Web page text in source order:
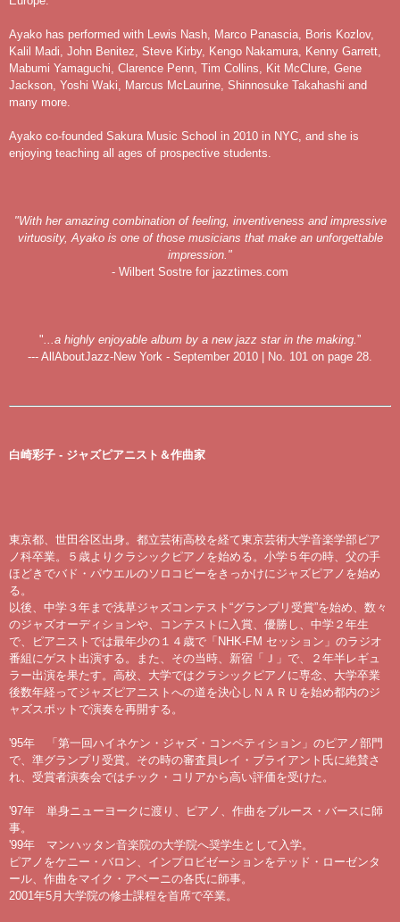
Ayako has performed with Lewis Nash, Marco Panascia, Boris Kozlov,
Kalil Madi, John Benitez, Steve Kirby, Kengo Nakamura, Kenny Garrett,
Mabumi Yamaguchi, Clarence Penn, Tim Collins, Kit McClure, Gene
Jackson, Yoshi Waki, Marcus McLaurine, Shinnosuke Takahashi and
many more.
Ayako co-founded Sakura Music School in 2010 in NYC, and she is
enjoying teaching all ages of prospective students.
"With her amazing combination of feeling, inventiveness and impressive
virtuosity, Ayako is one of those musicians that make an unforgettable
impression."
- Wilbert Sostre for jazztimes.com
"...a highly enjoyable album by a new jazz star in the making.”
--- AllAboutJazz-New York - September 2010 | No. 101 on page 28.
白崎彩子 - ジャズピアニスト＆作曲家
東京都、世田谷区出身。都立芸術高校を経て東京芸術大学音楽学部ピア
ノ科卒業。５歳よりクラシックピアノを始める。小学５年の時、父の手
ほどきでバド・パウエルのソロコピーをきっかけにジャズピアノを始め
る。
以後、中学３年まで浅草ジャズコンテスト“グランプリ受賞”を始め、数々
のジャズオーディションや、コンテストに入賞、優勝し、中学２年生
で、ピアニストでは最年少の１４歳で「NHK-FM セッション」のラジオ
番組にゲスト出演する。また、その当時、新宿「Ｊ」で、２年半レギュ
ラー出演を果たす。高校、大学ではクラシックピアノに専念、大学卒業
後数年経ってジャズピアニストへの道を決心しＮＡＲＵを始め都内のジ
ャズスポットで演奏を再開する。
'95年 「第一回ハイネケン・ジャズ・コンペティション」のピアノ部門
で、準グランプリ受賞。その時の審査員レイ・ブライアント氏に絶賛さ
れ、受賞者演奏会ではチック・コリアから高い評価を受けた。
'97年 単身ニューヨークに渡り、ピアノ、作曲をブルース・バースに師
事。
'99年 マンハッタン音楽院の大学院へ奨学生として入学。
ピアノをケニー・バロン、インプロビゼーションをテッド・ローゼンタ
ール、作曲をマイク・アベーニの各氏に師事。
2001年5月大学院の修士課程を首席で卒業。